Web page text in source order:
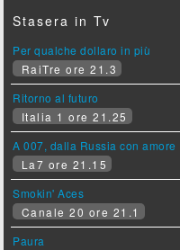
Stasera in Tv
Per qualche dollaro in più
RaiTre ore 21.3
Ritorno al futuro
Italia 1 ore 21.25
A 007, dalla Russia con amore
La7 ore 21.15
Smokin' Aces
Canale 20 ore 21.1
Paura